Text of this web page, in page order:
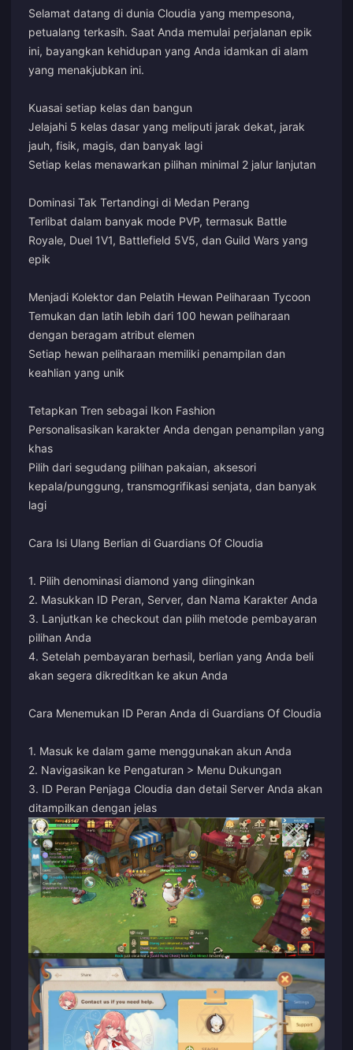
Selamat datang di dunia Cloudia yang mempesona,
petualang terkasih. Saat Anda memulai perjalanan epik
ini, bayangkan kehidupan yang Anda idamkan di alam
yang menakjubkan ini.
Kuasai setiap kelas dan bangun
Jelajahi 5 kelas dasar yang meliputi jarak dekat, jarak
jauh, fisik, magis, dan banyak lagi
Setiap kelas menawarkan pilihan minimal 2 jalur lanjutan
Dominasi Tak Tertandingi di Medan Perang
Terlibat dalam banyak mode PVP, termasuk Battle
Royale, Duel 1V1, Battlefield 5V5, dan Guild Wars yang
epik
Menjadi Kolektor dan Pelatih Hewan Peliharaan Tycoon
Temukan dan latih lebih dari 100 hewan peliharaan
dengan beragam atribut elemen
Setiap hewan peliharaan memiliki penampilan dan
keahlian yang unik
Tetapkan Tren sebagai Ikon Fashion
Personalisasikan karakter Anda dengan penampilan yang
khas
Pilih dari segudang pilihan pakaian, aksesori
kepala/punggung, transmogrifikasi senjata, dan banyak
lagi
Cara Isi Ulang Berlian di Guardians Of Cloudia
1. Pilih denominasi diamond yang diinginkan
2. Masukkan ID Peran, Server, dan Nama Karakter Anda
3. Lanjutkan ke checkout dan pilih metode pembayaran
pilihan Anda
4. Setelah pembayaran berhasil, berlian yang Anda beli
akan segera dikreditkan ke akun Anda
Cara Menemukan ID Peran Anda di Guardians Of Cloudia
1. Masuk ke dalam game menggunakan akun Anda
2. Navigasikan ke Pengaturan > Menu Dukungan
3. ID Peran Penjaga Cloudia dan detail Server Anda akan
ditampilkan dengan jelas